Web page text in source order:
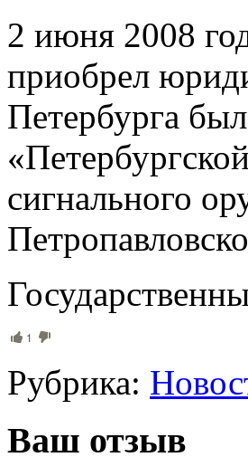
2 июня 2008
приобрел
Петербурга
сигнального
1
Рубрика:
Ваш отзыв